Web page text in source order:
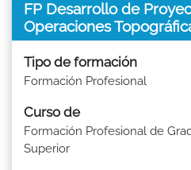
FP Desarrollo de
Operaciones
Tipo de formación
Formación Profesional
Curso de
Formación Profesional de
Superior